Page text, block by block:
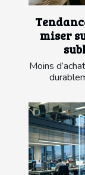
miser
Moins